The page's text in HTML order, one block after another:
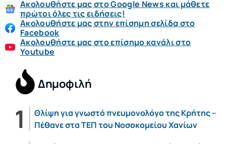
Ακολουθήστε μας στο Google News και μάθετε
πρώτοι όλες τις ειδήσεις!
Ακολουθήστε μας στην επίσημη σελίδα στο
Facebook
Ακολουθήστε μας στο επίσημο κανάλι στο
Youtube
Δημοφιλή
Θλίψη για γνωστό πνευμονολόγο της Κρήτης –
Πέθανε στα ΤΕΠ του Νοσοκομείου Χανίων